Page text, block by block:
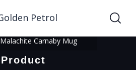
Malachite Carnaby Mug
Product